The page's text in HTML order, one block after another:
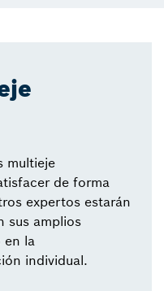
multieje
de forma
expertos estarán
sus amplios
en la
individual.